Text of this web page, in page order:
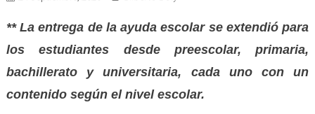
** La entrega de la ayuda escolar se extendió para
los estudiantes desde preescolar, primaria,
bachillerato y universitaria, cada uno con un
contenido según el nivel escolar.